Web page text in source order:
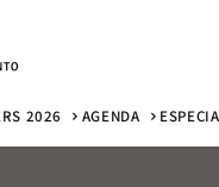
2026 AGENDA